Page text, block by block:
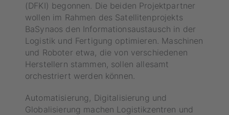
(DFKI) begonnen. Die beiden Projektpartner
wollen im Rahmen des Satellitenprojekts
BaSynaos den Informationsaustausch in der
Logistik und Fertigung optimieren. Maschinen
und Roboter etwa, die von verschiedenen
Herstellern stammen, sollen allesamt
orchestriert werden können.
Automatisierung, Digitalisierung und
Globalisierung machen Logistikzentren und